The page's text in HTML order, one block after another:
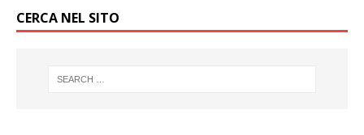
CERCA NEL SITO